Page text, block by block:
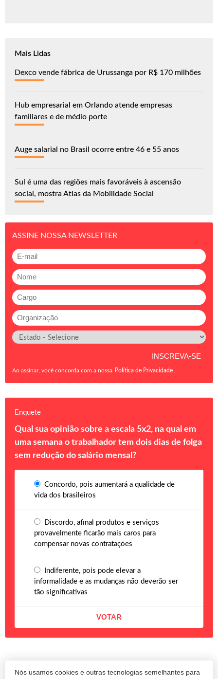
Nós usamos cookies e outras tecnologias semelhantes para
Mais Lidas
Dexco vende fábrica de Urussanga por R$ 170 milhões
Hub empresarial em Orlando atende empresas
familiares e de médio porte
Auge salarial no Brasil ocorre entre 46 e 55 anos
Sul é uma das regiões mais favoráveis à ascensão
social, mostra Atlas da Mobilidade Social
ASSINE NOSSA NEWSLETTER
Ao assinar, você concorda com a nossa Política de Privacidade
Enquete
Qual sua opinião sobre a escala 5x2, na qual em
uma semana o trabalhador tem dois dias de folga
sem redução do salário mensal?
Concordo, pois aumentará a qualidade de
vida dos brasileiros
Discordo, afinal produtos e serviços
provavelmente ficarão mais caros para
compensar novas contratações
Indiferente, pois pode elevar a
informalidade e as mudanças não deverão ser
tão significativas